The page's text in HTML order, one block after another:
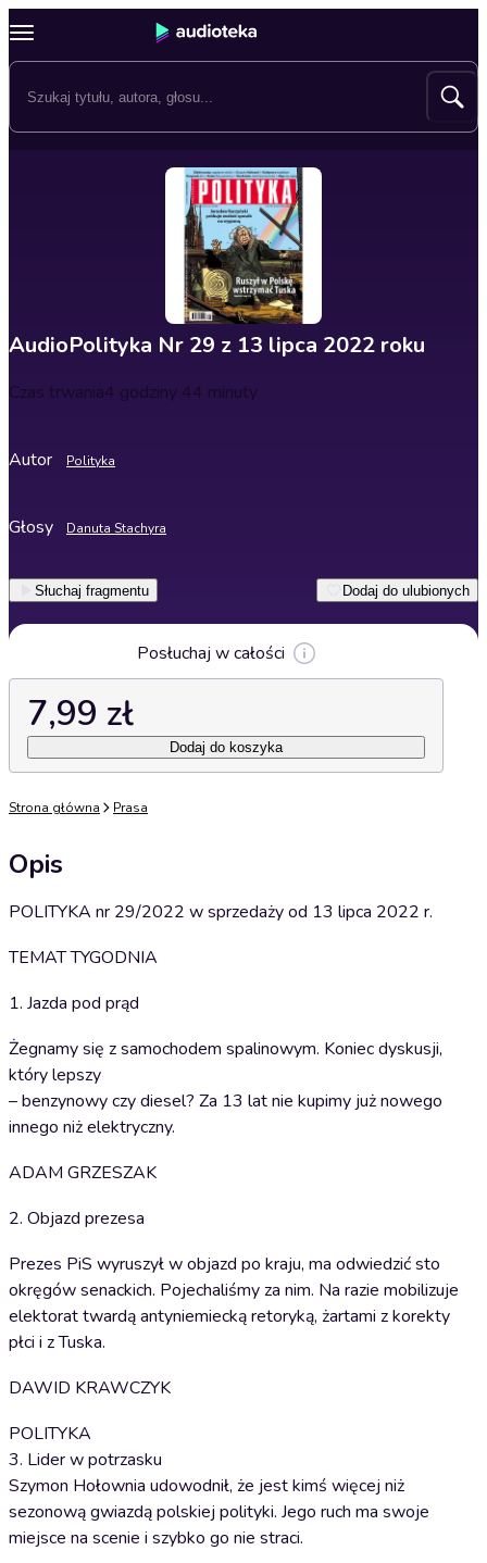
AudioPolityka Nr 29 z 13 lipca 2022 roku
Czas trwania4 godziny 44 minuty
Autor Polityka
Głosy Danuta Stachyra
Słuchaj fragmentu Dodaj do ulubionych
Posłuchaj w całości
7,99 zł
Dodaj do koszyka
Strona główna Prasa
Opis
POLITYKA nr 29/2022 w sprzedaży od 13 lipca 2022 r.
TEMAT TYGODNIA
1. Jazda pod prąd
Żegnamy się z samochodem spalinowym. Koniec dyskusji,
który lepszy
– benzynowy czy diesel? Za 13 lat nie kupimy już nowego
innego niż elektryczny.
ADAM GRZESZAK
2. Objazd prezesa
Prezes PiS wyruszył w objazd po kraju, ma odwiedzić sto
okręgów senackich. Pojechaliśmy za nim. Na razie mobilizuje
elektorat twardą antyniemiecką retoryką, żartami z korekty
płci i z Tuska.
DAWID KRAWCZYK
POLITYKA
3. Lider w potrzasku
Szymon Hołownia udowodnił, że jest kimś więcej niż
sezonową gwiazdą polskiej polityki. Jego ruch ma swoje
miejsce na scenie i szybko go nie straci.